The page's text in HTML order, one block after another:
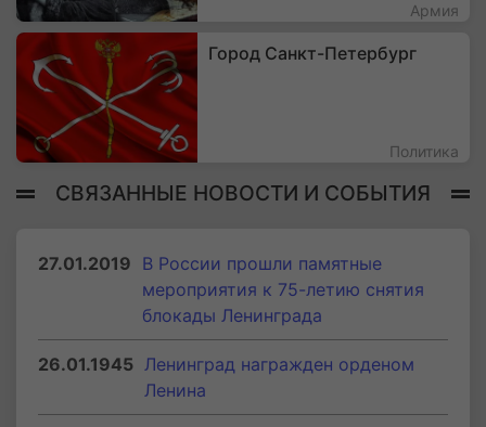
Армия
Город Санкт-Петербург
Политика
СВЯЗАННЫЕ НОВОСТИ И СОБЫТИЯ
27.01.2019 В России прошли памятные
мероприятия к 75-летию снятия
блокады Ленинграда
26.01.1945 Ленинград награжден орденом
Ленина